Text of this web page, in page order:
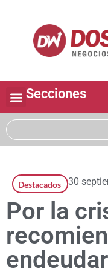
Secciones
Destacados 30
Por la